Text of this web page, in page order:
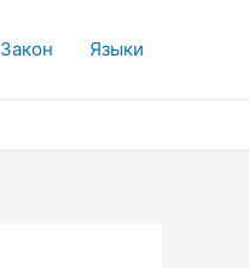
Закон Языки